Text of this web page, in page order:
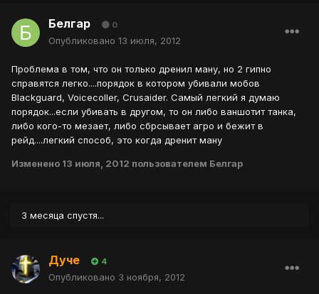
Белгар 0
Опубликовано 13 июля, 2012
Проблема в том, что он только дренил ману, но 2 гипно
справятся легко....порядок в котором убивали мобов
Blackguard, Voicecoller, Crusaider. Самый легкий я думаю
порядок...если убивать в другом, то он либо ваншотит танка,
либо кого-то мезает, либо сбрсывает агро и бежит в
рейд....легкий способ, это когда дренит ману
Изменено 13 июля, 2012 пользователем Белгар
3 месяца спустя...
Дуче 4
Опубликовано 3 ноября, 2012